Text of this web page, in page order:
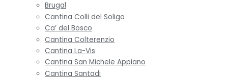
Brugal
Cantina Colli del Soligo
Ca’ del Bosco
Cantina Colterenzio
Cantina La-Vis
Cantina San Michele Appiano
Cantina Santadi